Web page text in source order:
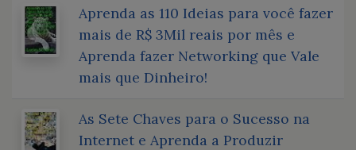
Aprenda as 110 Ideias para você fazer
mais de R$ 3Mil reais por mês e
Aprenda fazer Networking que Vale
mais que Dinheiro!
As Sete Chaves para o Sucesso na
Internet e Aprenda a Produzir